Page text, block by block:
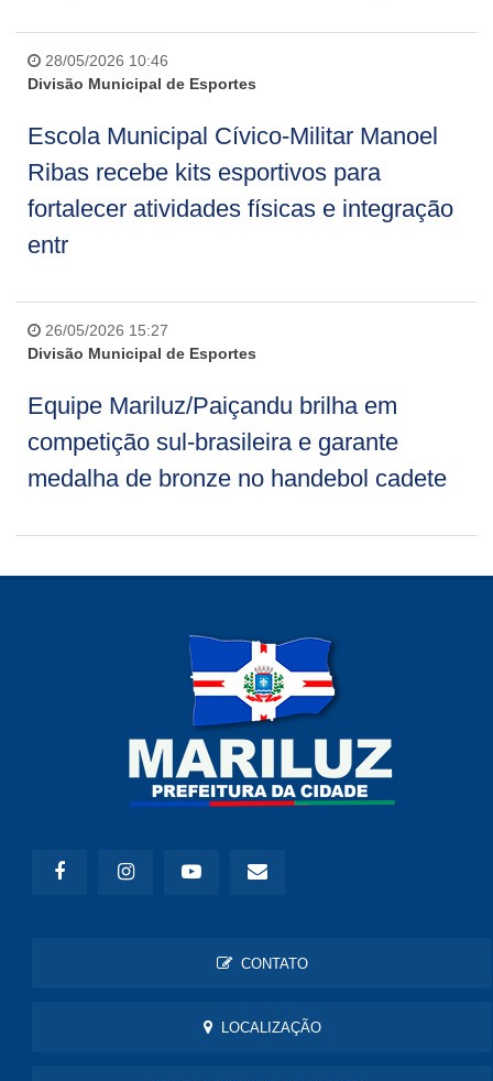
28/05/2026 10:46
Divisão Municipal de Esportes
Escola Municipal Cívico-Militar Manoel
Ribas recebe kits esportivos para
fortalecer atividades físicas e integração
entr
26/05/2026 15:27
Divisão Municipal de Esportes
Equipe Mariluz/Paiçandu brilha em
competição sul-brasileira e garante
medalha de bronze no handebol cadete
CONTATO
LOCALIZAÇÃO